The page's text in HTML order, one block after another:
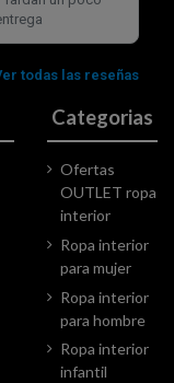
Categorias
Ofertas
OUTLET ropa
interior
Ropa interior
para mujer
Ropa interior
para hombre
Ropa interior
infantil